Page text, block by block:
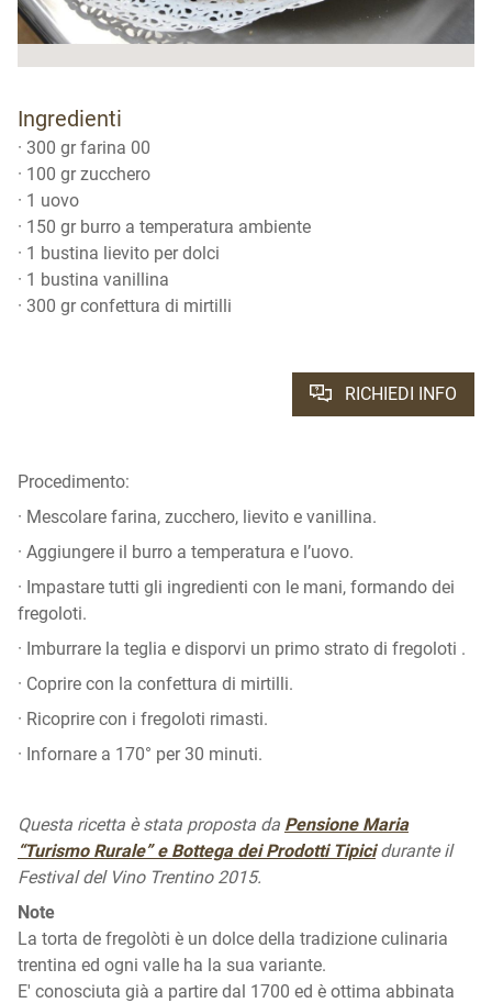
Ingredienti
· 300 gr farina 00
· 100 gr zucchero
· 1 uovo
· 150 gr burro a temperatura ambiente
· 1 bustina lievito per dolci
· 1 bustina vanillina
· 300 gr confettura di mirtilli
RICHIEDI INFO
Procedimento:
· Mescolare farina, zucchero, lievito e vanillina.
· Aggiungere il burro a temperatura e l’uovo.
· Impastare tutti gli ingredienti con le mani, formando dei
fregoloti.
· Imburrare la teglia e disporvi un primo strato di fregoloti .
· Coprire con la confettura di mirtilli.
· Ricoprire con i fregoloti rimasti.
· Infornare a 170° per 30 minuti.
Questa ricetta è stata proposta da Pensione Maria
“Turismo Rurale” e Bottega dei Prodotti Tipici durante il
Festival del Vino Trentino 2015.
Note
La torta de fregolòti è un dolce della tradizione culinaria
trentina ed ogni valle ha la sua variante.
E' conosciuta già a partire dal 1700 ed è ottima abbinata